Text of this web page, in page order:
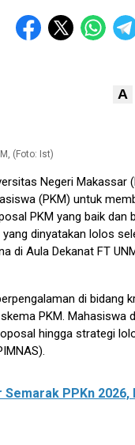
A
(Foto: Ist)
Negeri Makassar
(PKM) untuk
PKM yang baik dan
dinyatakan lolos
di Aula Dekanat FT
di bidang
PKM. Mahasiswa
hingga strategi
Semarak PPKn 2026,